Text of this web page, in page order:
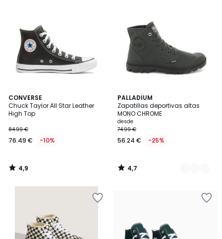
CONVERSE
Chuck Taylor All Star Leather
High Top
84.99 €
76.49 € -10%
4,9
/ 5
4,9
/
PALLADIUM
Zapatillas deportivas altas
MONO CHROME
desde
74.99 €
56.24 € -25%
4,7
/ 5
4
Colores
4,7
/